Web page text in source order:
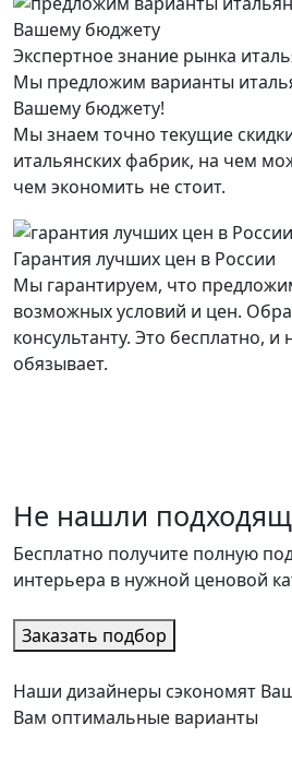
Экспертное знание рынка
Мы предложим варианты
Вашему бюджету!
Мы знаем точно текущие
итальянских фабрик, на чем
чем экономить не стоит.
Гарантия лучших цен в России
Мы гарантируем, что
возможных условий и цен.
консультанту. Это бесплатно, и
обязывает.
Не нашли
Бесплатно получите полную
интерьера в нужной ценовой
Заказать подбор
Наши дизайнеры сэкономят
Вам оптимальные варианты